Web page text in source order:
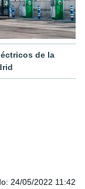
de la
: 24/05/2022 11:42